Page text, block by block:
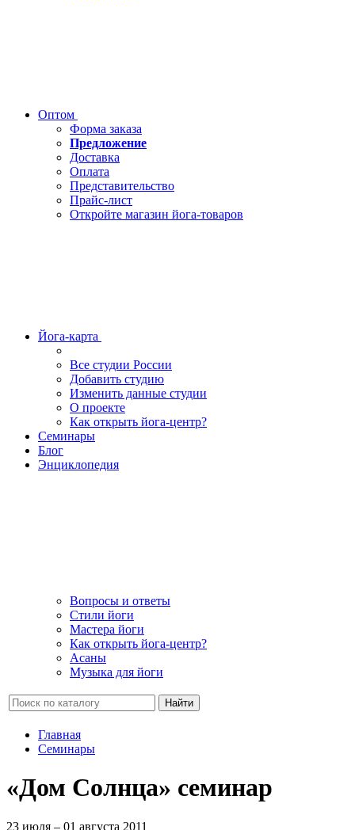
Оптом
Форма заказа
Предложение
Доставка
Оплата
Представительство
Прайс-лист
Откройте магазин йога-товаров
Йога-карта
Все студии России
Добавить студию
Изменить данные студии
О проекте
Как открыть йога-центр?
Семинары
Блог
Энциклопедия
Вопросы и ответы
Стили йоги
Мастера йоги
Как открыть йога-центр?
Асаны
Музыка для йоги
Найти
Главная
Семинары
«Дом Солнца» семинар
23 июля – 01 августа 2011